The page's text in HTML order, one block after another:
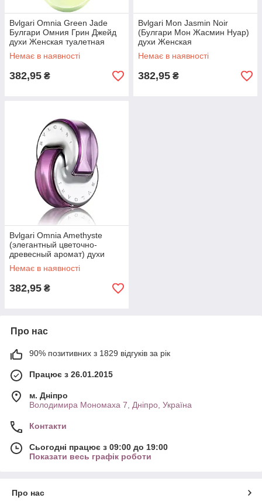
Bvlgari Omnia Green Jade
Булгари Омния Грин Джейд
духи Женская туалетная
вода | Скидка All 661
Немає в наявності
382,95 ₴
Bvlgari Mon Jasmin Noir
(Булгари Мон Жасмин Нуар)
духи Женская
парфюмированная вода |
Скидка All 662
Немає в наявності
382,95 ₴
Bvlgari Omnia Amethyste
(элегантный цветочно-
древесный аромат) духи
Женская туалетная вода |
Скидка All 664
Немає в наявності
382,95 ₴
Про нас
90% позитивних з 1829 відгуків за рік
Працює з 26.01.2015
м. Дніпро
Володимира Мономаха 7, Дніпро, Україна
Контакти
Сьогодні працює з 09:00 до 19:00
Показати весь графік роботи
Про нас